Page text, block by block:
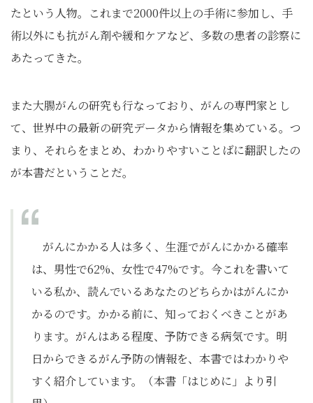
たという人物。これまで2000件以上の手術に参加し、手
術以外にも抗がん剤や緩和ケアなど、多数の患者の診察に
あたってきた。
また大腸がんの研究も行なっており、がんの専門家とし
て、世界中の最新の研究データから情報を集めている。つ
まり、それらをまとめ、わかりやすいことばに翻訳したの
が本書だということだ。
がんにかかる人は多く、生涯でがんにかかる確率
は、男性で62%、女性で47%です。今これを書いて
いる私か、読んでいるあなたのどちらかはがんにか
かるのです。かかる前に、知っておくべきことがあ
ります。がんはある程度、予防できる病気です。明
日からできるがん予防の情報を、本書ではわかりや
すく紹介しています。（本書「はじめに」より引